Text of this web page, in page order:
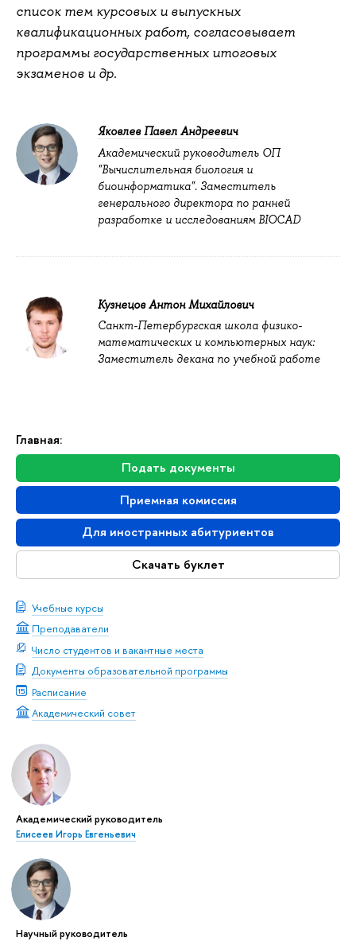
Главная:
Подать документы
Приемная комиссия
Для иностранных абитуриентов
Скачать буклет
Учебные курсы
Преподаватели
Число студентов и вакантные места
Документы образовательной программы
Расписание
Академический совет
Академический руководитель
Елисеев Игорь Евгеньевич
Научный руководитель
список тем курсовых и выпускных
квалификационных работ, согласовывает
программы государственных итоговых
экзаменов и др.
Яковлев Павел Андреевич
Академический руководитель ОП
"Вычислительная биология и
биоинформатика". Заместитель
генерального директора по ранней
разработке и исследованиям BIOCAD
Кузнецов Антон Михайлович
Санкт-Петербургская школа физико-
математических и компьютерных наук:
Заместитель декана по учебной работе